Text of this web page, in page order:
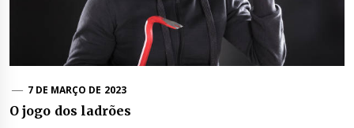
7 DE MARÇO DE 2023
O jogo dos ladrões